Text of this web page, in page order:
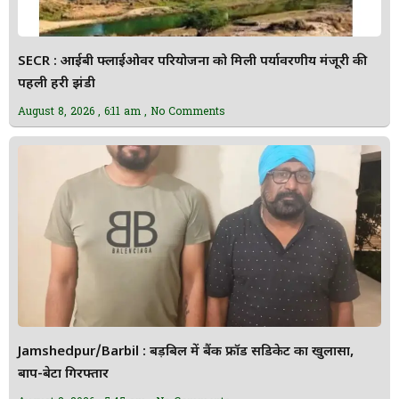
SECR : आईबी फ्लाईओवर परियोजना को मिली पर्यावरणीय मंजूरी की
पहली हरी झंडी
August 8, 2026 6:11 am No Comments
Jamshedpur/Barbil : बड़बिल में बैंक फ्रॉड सिंडिकेट का खुलासा,
बाप-बेटा गिरफ्तार